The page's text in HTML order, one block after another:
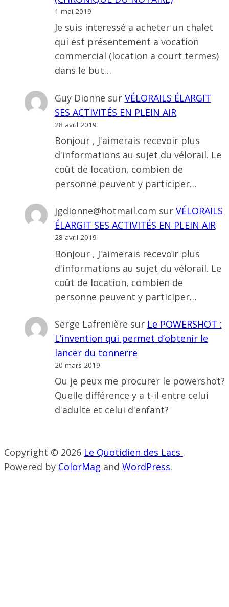
1 mai 2019
Je suis interessé a acheter un chalet
qui est présentement a vocation
commercial (location a court termes)
dans le but…
Guy Dionne sur VÉLORAILS ÉLARGIT
SES ACTIVITÉS EN PLEIN AIR
28 avril 2019
Bonjour , J'aimerais recevoir plus
d'informations au sujet du vélorail. Le
coût de location, combien de
personne peuvent y participer…
jgdionne@hotmail.com sur VÉLORAILS
ÉLARGIT SES ACTIVITÉS EN PLEIN AIR
28 avril 2019
Bonjour , J'aimerais recevoir plus
d'informations au sujet du vélorail. Le
coût de location, combien de
personne peuvent y participer…
Serge Lafrenière sur Le POWERSHOT :
L’invention qui permet d’obtenir le
lancer du tonnerre
20 mars 2019
Ou je peux me procurer le powershot?
Quelle différence y a t-il entre celui
d'adulte et celui d'enfant?
Copyright © 2026 Le Quotidien des Lacs .
Powered by ColorMag and WordPress.